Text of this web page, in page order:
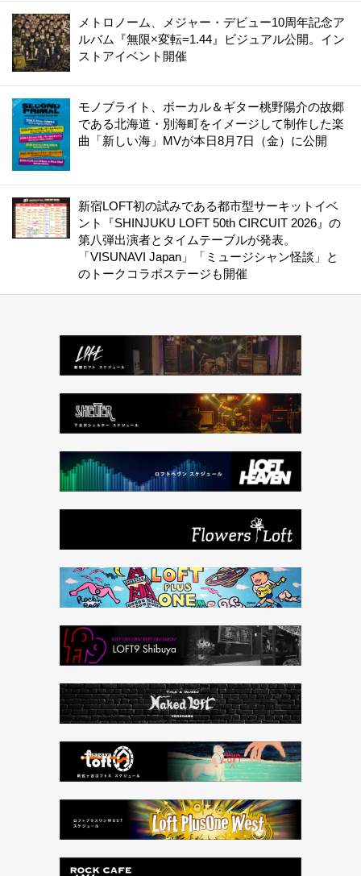
メトロノーム、メジャー・デビュー10周年記念ア
ルバム『無限×変転=1.44』ビジュアル公開。イン
ストアイベント開催
モノブライト、ボーカル＆ギター桃野陽介の故郷
である北海道・別海町をイメージして制作した楽
曲「新しい海」MVが本日8月7日（金）に公開
新宿LOFT初の試みである都市型サーキットイベ
ント『SHINJUKU LOFT 50th CIRCUIT 2026』の
第八弾出演者とタイムテーブルが発表。
「VISUNAVI Japan」「ミュージシャン怪談」と
のトークコラボステージも開催